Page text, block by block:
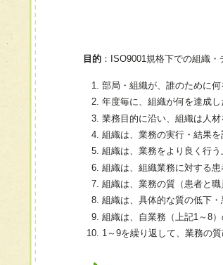
目的 ：ISO9001規格下での組織
部局・組織が、誰のために
年度毎に、組織が何を達成し
業務目的に沿い、組織は人
組織は、業務の実行・結果を
組織は、業務をより良く行う
組織は、組織業務に対する
組織は、業務の質（患者と
組織は、具体的な質の低下
組織は、自業務（上記1～8
1～9を繰り返して、業務の質